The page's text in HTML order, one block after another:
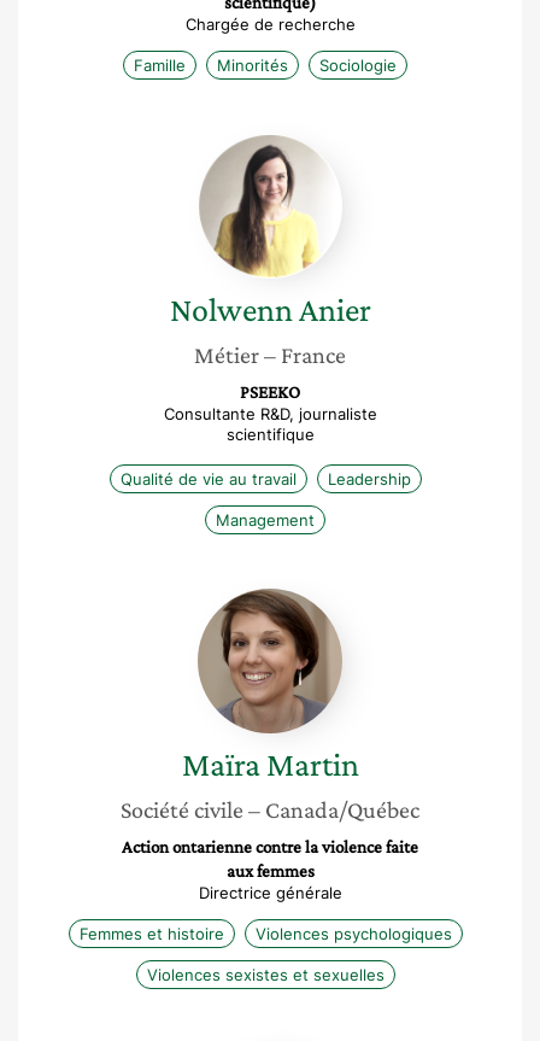
Chargée de recherche
Famille Minorités Sociologie
Nolwenn
Anier
NolwennAnier
Métier– France
PSEEKO
Consultante R&D, journaliste
scientifique
Qualité de vie au travail Leadership
Management
Maïra
Martin
Maïra Martin
Société civile – Canada/Québec
Action ontarienne contre la violence faite
aux femmes
Directrice générale
Femmes et histoire Violences psychologiques
Violences sexistes et sexuelles